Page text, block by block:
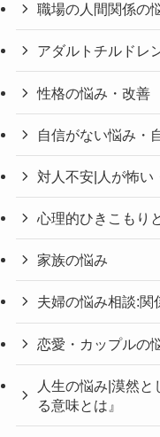
職場の人間関係の
アダルトチルドレ
性格の悩み・改善
自信がない悩み・
対人不安|人が怖い
心理的ひきこもり
家族の悩み
夫婦の悩み相談:関
恋愛・カップルの
人生の悩み|漠然
る意味とは』